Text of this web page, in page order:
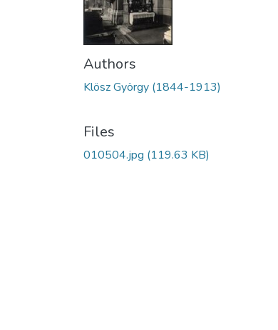
Authors
Klösz György (1844-1913)
Files
010504.jpg (119.63 KB)